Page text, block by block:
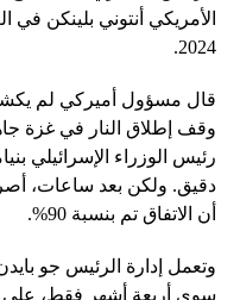
2024.
قال مسؤول أميركي لم
رئيس الوزراء الإسرائيلي
دقيق. ولكن بعد ساعات، أصر
أن الاتفاق تم بنسبة 90%.
وتعمل إدارة الرئيس جو
سوى أربعة أشهر فقط، على